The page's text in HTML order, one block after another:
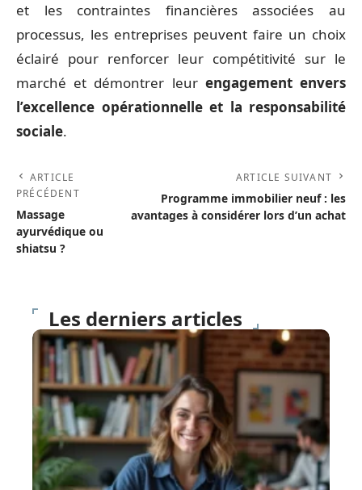
et les contraintes financières associées au
processus, les entreprises peuvent faire un choix
éclairé pour renforcer leur compétitivité sur le
marché et démontrer leur engagement envers
l’excellence opérationnelle et la responsabilité
sociale.
ARTICLE
PRÉCÉDENT
Massage
ayurvédique ou
shiatsu ?
ARTICLE SUIVANT
Programme immobilier neuf : les
avantages à considérer lors d’un achat
Les derniers articles